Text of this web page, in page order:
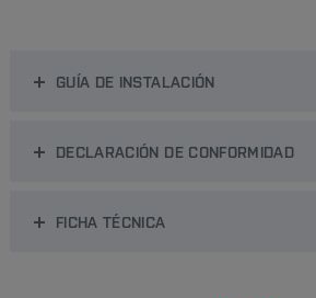
GUÍA DE INSTALACIÓN
DECLARACIÓN DE CONFORMIDAD
FICHA TÉCNICA